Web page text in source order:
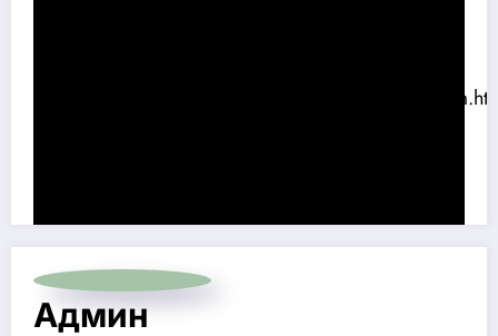
http://dombazhova.ru/museum/
Админ